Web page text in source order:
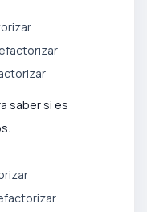
saber si es